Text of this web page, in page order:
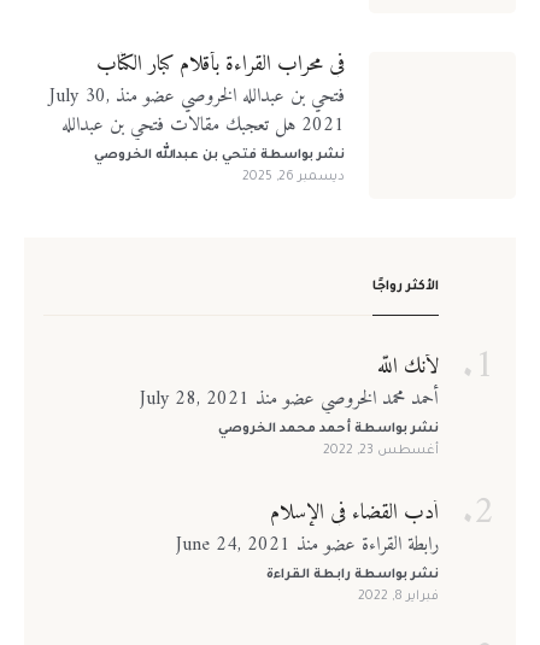
في محراب القراءة بأقلام كبار الكتّاب
فتحي بن عبدالله الخروصي عضو منذ July 30,
2021 هل تعجبك مقالات فتحي بن عبدالله
الخروصي؟ تابعني على منصات التواصل الإجتماعي
نشر بواسطةفتحي بن عبدالله الخروصي
ديسمبر 26, 2025
الأكثر رواجًا
لأنك الله
أحمد محمد الخروصي عضو منذ July 28, 2021
نشر بواسطة أحمد محمد الخروصي
أغسطس 23, 2022
أدب القضاء في الإسلام
رابطة القراءة عضو منذ June 24, 2021
نشر بواسطة رابطة القراءة
فبراير 8, 2022